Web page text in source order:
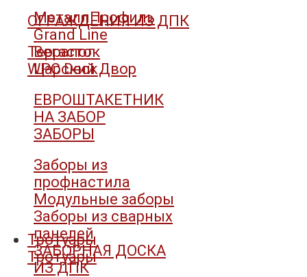
МеталлПрофиль
Grand Line
Вегасток
Царский Двор
ЕВРОШТАКЕТНИК
НА ЗАБОР
ЗАБОРЫ
Заборы из
профнастила
Модульные заборы
Заборы из сварных
панелей
ЗАБОРНАЯ ДОСКА
ИЗ ДПК
ОГРАЖДЕНИЯ ИЗ ДПК
Террапол
WPC Deck
Тротуары
Тротуары